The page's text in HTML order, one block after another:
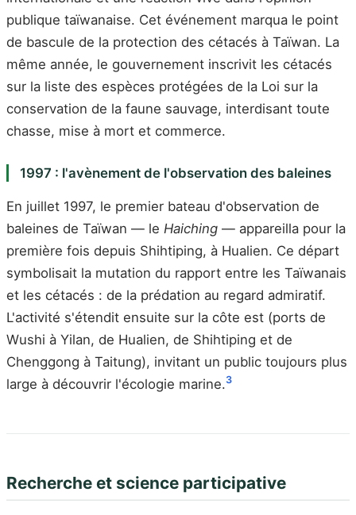
publique taïwanaise. Cet événement marqua le point
de bascule de la protection des cétacés à Taïwan. La
même année, le gouvernement inscrivit les cétacés
sur la liste des espèces protégées de la Loi sur la
conservation de la faune sauvage, interdisant toute
chasse, mise à mort et commerce.
1997 : l'avènement de l'observation des baleines
En juillet 1997, le premier bateau d'observation de
baleines de Taïwan — le Haiching — appareilla pour la
première fois depuis Shihtiping, à Hualien. Ce départ
symbolisait la mutation du rapport entre les Taïwanais
et les cétacés : de la prédation au regard admiratif.
L'activité s'étendit ensuite sur la côte est (ports de
Wushi à Yilan, de Hualien, de Shihtiping et de
Chenggong à Taitung), invitant un public toujours plus
large à découvrir l'écologie marine.3
Recherche et science participative